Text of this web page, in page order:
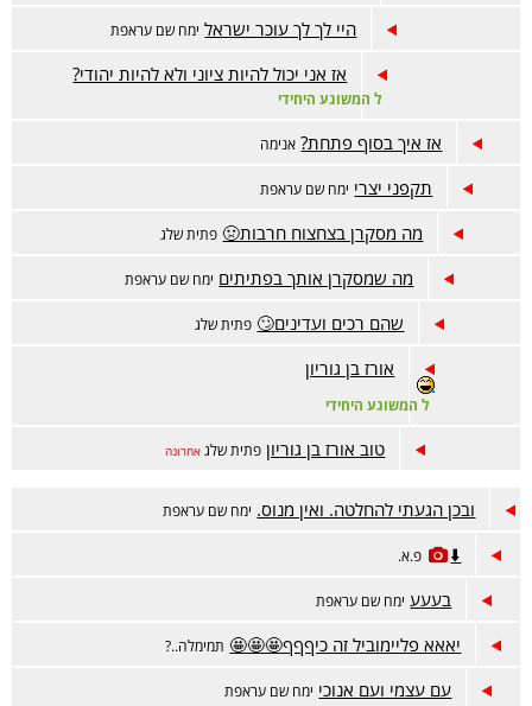
היי לך לך עוכר ישראל ימח שם עראפת
אז אני יכול להיות ציוני ולא להיות יהודי?
ל המשוגע היחידי
אז איך בסוף פתחת? אנימה
תקפני יצרי ימח שם עראפת
מה מסקרן בצחצוח חרבות🤢 פתית שלג
מה שמסקרן אותך בפתיתים ימח שם עראפת
שהם רכים ועדינים🙄 פתית שלג
אורז בן גוריון
ל המשוגע היחידי
טוב אורז בן גוריון פתית שלג אחרונה
ובכן הגעתי להחלטה. ואין מנוס. ימח שם עראפת
⬇️ פ.א.
בעעע ימח שם עראפת
יאאא פליימוביל זה כיףףף🤩🤩🤩 תמימלה..?
עם עצמי ועם אנוכי ימח שם עראפת